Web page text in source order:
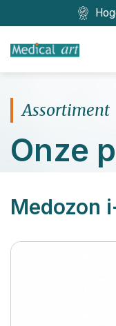
Assortiment
Onze
Medozon